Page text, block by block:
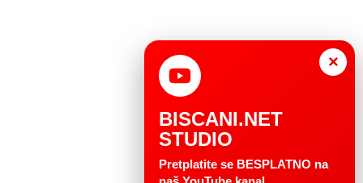
×
BISCANI.NET
STUDIO
Pretplatite se BESPLATNO na